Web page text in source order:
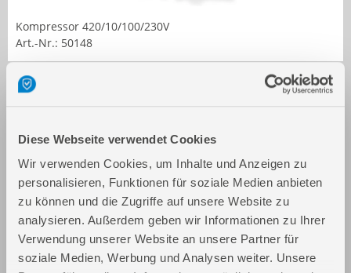
Diese Webseite verwendet Cookies
Wir verwenden Cookies, um Inhalte und Anzeigen zu
personalisieren, Funktionen für soziale Medien anbieten
zu können und die Zugriffe auf unsere Website zu
analysieren. Außerdem geben wir Informationen zu Ihrer
Verwendung unserer Website an unsere Partner für
soziale Medien, Werbung und Analysen weiter. Unsere
Kompressor 420/10/100/230V
Art.-Nr.: 50148
Kompressor 600/10/100 VZ-PRO
Art.-Nr.: 50157